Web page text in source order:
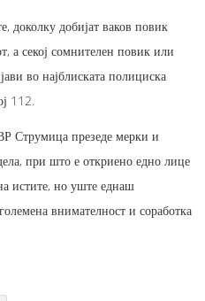
доколку добијат ваков повик
а секој сомнителен повик или
во најблиската полициска
112.
Струмица презеде мерки и
при што е откриено едно лице
истите, но уште еднаш
внимателност и соработка